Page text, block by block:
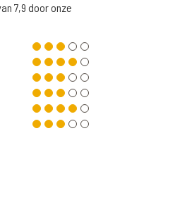
7,9 door onze